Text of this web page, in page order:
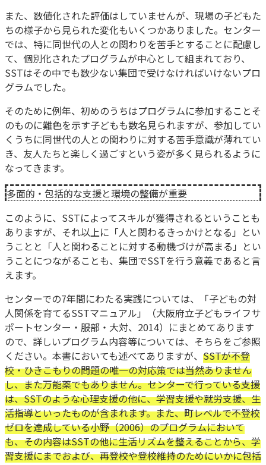
また、数値化された評価はしていませんが、現場の子どもた
ちの様子から見られた変化もいくつかありました。センター
では、特に同世代の人との関わりを苦手とすることに配慮し
て、個別化されたプログラムが中心として組まれており、
SSTはその中でも数少ない集団で受けなければいけないプロ
グラムでした。
そのために例年、初めのうちはプログラムに参加することそ
のものに難色を示す子どもも数名見られますが、参加してい
くうちに同世代の人との関わりに対する苦手意識が薄れてい
き、友人たちと楽しく過ごすという姿が多く見られるように
なってきます。
多面的・包括的な支援と環境の整備が重要
このように、SSTによってスキルが獲得されるということも
ありますが、それ以上に「人と関わるきっかけとなる」とい
うことと「人と関わることに対する動機づけが高まる」とい
うことにつながることも、集団でSSTを行う意義であると言
えます。
センターでの7年間にわたる実践については、「子どもの対
人関係を育てるSSTマニュアル」（大阪府立子どもライフサ
ポートセンター・服部・大対、2014）にまとめてあります
ので、詳しいプログラム内容等については、そちらをご参照
ください。本書においても述べてありますが、 SSTが不登
校・ひきこもりの問題の唯一の対応策では当然ありません
し、また万能薬でもありません。センターで行っている支援
は、SSTのような心理支援の他に、学習支援や就労支援、生
活指導といったものが含まれます。また、町レベルで不登校
ゼロを達成している小野（2006）のプログラムにおいて
も、その内容はSSTの他に生活リズムを整えることから、学
習支援にまでおよび、再登校や登校維持のためにいかに包括